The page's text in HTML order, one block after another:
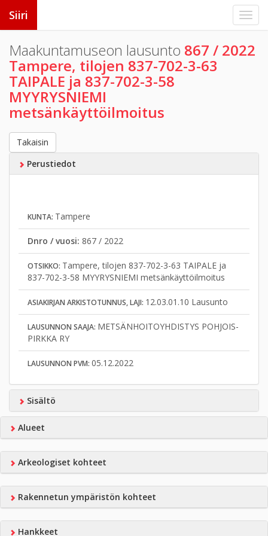
Siiri
Maakuntamuseon lausunto 867 / 2022
Tampere, tilojen 837-702-3-63
TAIPALE ja 837-702-3-58
MYYRYSNIEMI
metsänkäyttöilmoitus
Takaisin
Perustiedot
KUNTA: Tampere
Dnro / vuosi: 867 / 2022
OTSIKKO: Tampere, tilojen 837-702-3-63 TAIPALE ja
837-702-3-58 MYYRYSNIEMI metsänkäyttöilmoitus
ASIAKIRJAN ARKISTOTUNNUS, LAJI: 12.03.01.10 Lausunto
LAUSUNNON SAAJA: METSÄNHOITOYHDISTYS POHJOIS-
PIRKKA RY
LAUSUNNON PVM: 05.12.2022
Sisältö
Alueet
Arkeologiset kohteet
Rakennetun ympäristön kohteet
Hankkeet